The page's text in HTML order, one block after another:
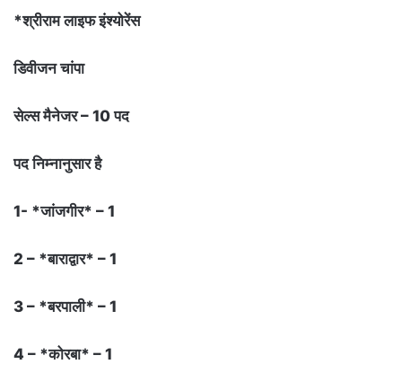
*श्रीराम लाइफ इंश्योरेंस
डिवीजन चांपा
सेल्स मैनेजर – 10 पद
पद निम्नानुसार है
1- *जांजगीर* – 1
2 – *बाराद्वार* – 1
3 – *बरपाली* – 1
4 – *कोरबा* – 1